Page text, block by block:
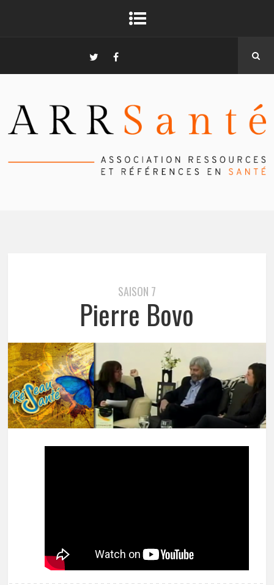
SAISON 7
Pierre Bovo